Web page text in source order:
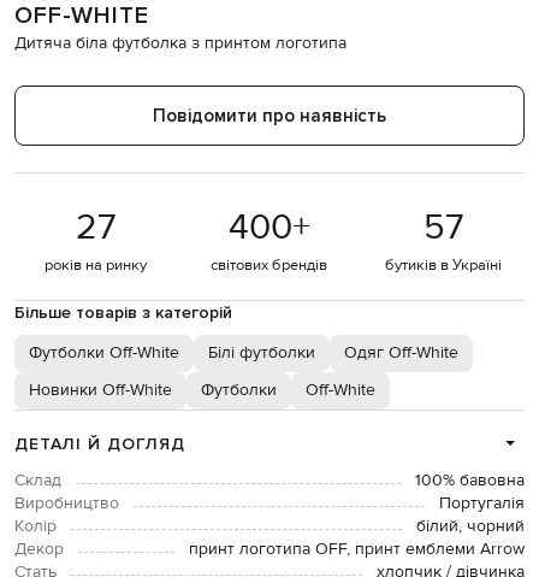
OFF-WHITE
Дитяча біла футболка з принтом логотипа
Повідомити про наявність
27
років на ринку
400+
світових брендів
57
бутиків в Україні
Більше товарів з категорій
Футболки Off-White Білі футболки
Одяг Off-White
Новинки Off-White
Футболки Off-White
ДЕТАЛІ Й ДОГЛЯД
Склад
100% бавовна
Виробництво
Португалія
Колір
білий, чорний
Декор
принт логотипа OFF, принт емблеми Arrow